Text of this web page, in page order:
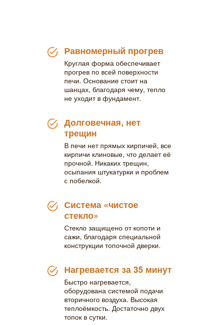
Равномерный прогрев
Круглая форма обеспечивает
прогрев по всей поверхности
печи. Основание стоит на
шанцах, благодаря чему, тепло
не уходит в фундамент.
Долговечная, нет
трещин
В печи нет прямых кирпичей, все
кирпичи клиновые, что делает её
прочной. Никаких трещин,
осыпания штукатурки и проблем
с побелкой.
Система «чистое
стекло»
Стекло защищено от копоти и
сажи, благодаря специальной
конструкции топочной дверки.
Нагревается за 35 минут
Быстро нагревается,
оборудована системой подачи
вторичного воздуха. Высокая
теплоёмкость. Достаточно двух
топок в сутки.